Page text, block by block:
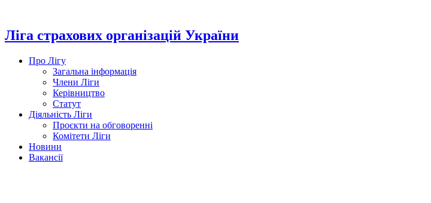
вмісту
Ліга страхових організацій України
Про Лігу
Загальна інформація
Члени Ліги
Керівництво
Статут
Діяльність Ліги
Проєкти на обговоренні
Комітети Ліги
Новини
Вакансії